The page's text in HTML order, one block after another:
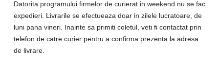
Datorita programului firmelor de curierat in weekend nu se fac
expedieri. Livrarile se efectueaza doar in zilele lucratoare, de
luni pana vineri. Inainte sa primiti coletul, veti fi contactat prin
telefon de catre curier pentru a confirma prezenta la adresa
de livrare.